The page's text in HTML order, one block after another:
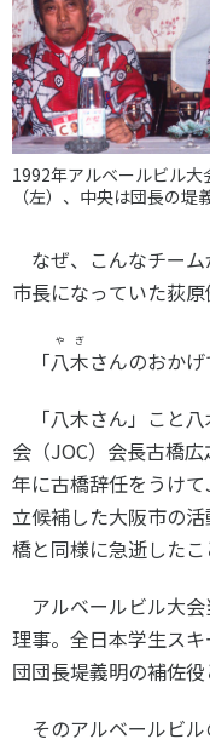
1992年アルベールビル
（左）、中央は団長の堤
なぜ、こんなチー
市長になっていた荻原
「八木
やぎ
さんのおかげ
「八木さん」こと
会（JOC）会長古橋広
年に古橋辞任をうけて
立候補した大阪市の活
橋と同様に急逝したこ
アルベールビル大
理事。全日本学生ス
団団長堤義明の補佐役
そのアルベールビル